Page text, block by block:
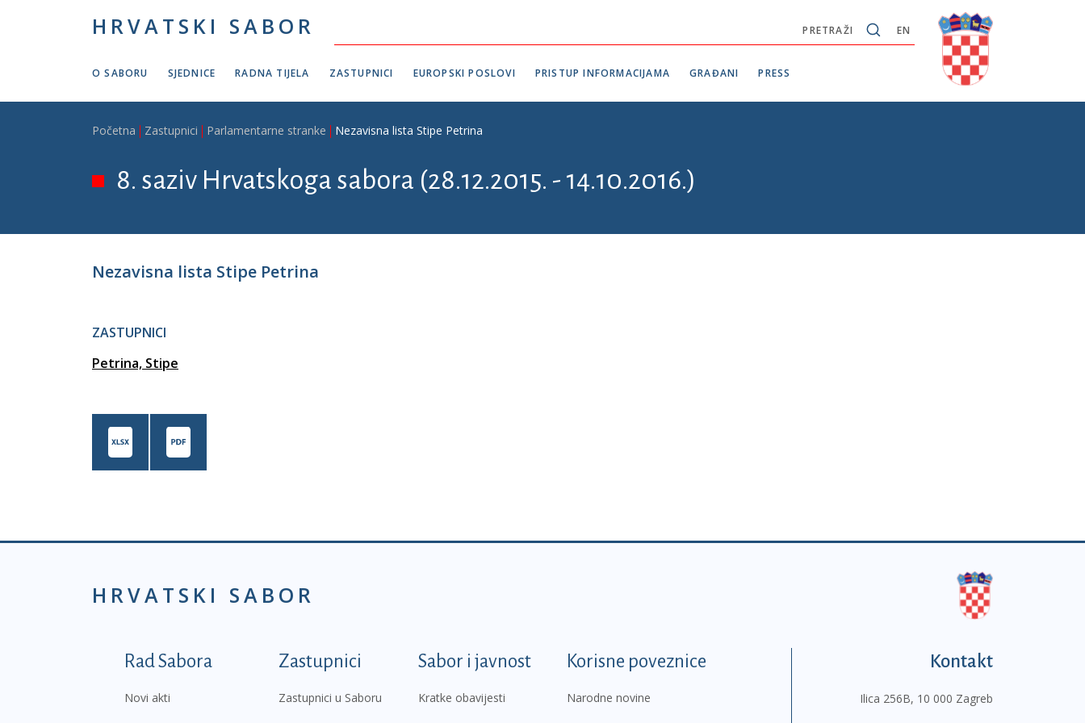
HRVATSKI SABOR EN
PRETRAŽI
O SABORU SJEDNICE RADNA TIJELA ZASTUPNICI EUROPSKI POSLOVI PRISTUP INFORMACIJAMA GRAĐANI PRESS
Breadcrumb
Početna Zastupnici Parlamentarne stranke Nezavisna lista Stipe Petrina
8. saziv Hrvatskoga sabora (28.12.2015. - 14.10.2016.)
Nezavisna lista Stipe Petrina
ZASTUPNICI
Petrina, Stipe
HRVATSKI SABOR
Podnožje prvi izbornik
Rad Sabora
Novi akti
Zastupnici
Zastupnici u Saboru
Sabor i javnost
Kratke obavijesti
Korisne poveznice
Narodne novine
Kontakt
Ilica 256B, 10 000 Zagreb